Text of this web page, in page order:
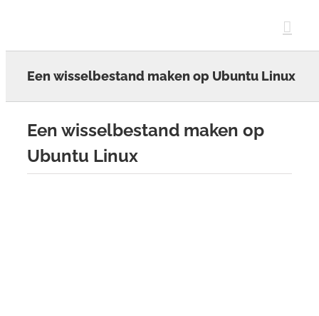
Een wisselbestand maken op Ubuntu Linux
Een wisselbestand maken op
Ubuntu Linux